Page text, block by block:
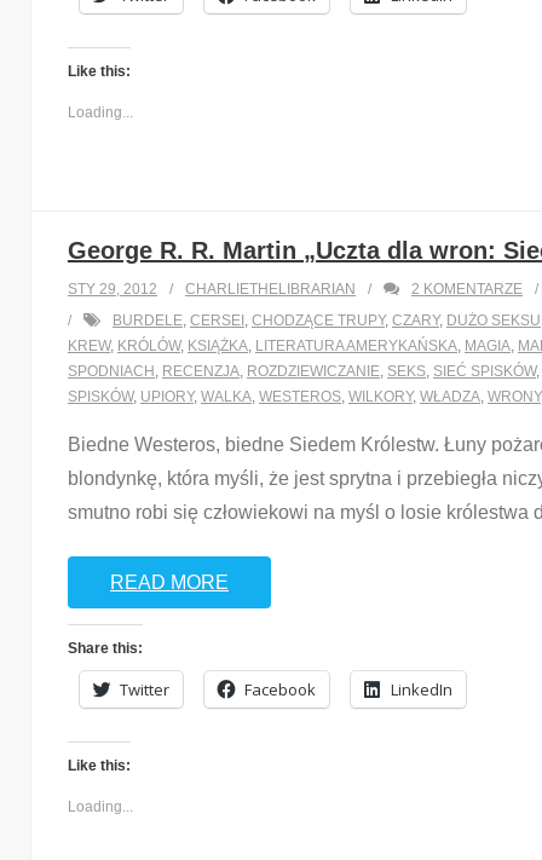
Like this:
Loading...
George R. R. Martin „Uczta dla wron:
STY 29, 2012 CHARLIETHELIBRARIAN 2 KOMENTARZE
BURDELE, CERSEI , CHODZĄCE TRUPY, CZARY, DUŻO SEKSU
KREW, KRÓLÓW, KSIĄŻKA, LITERATURA AMERYKAŃSKA, MAGIA,
SPODNIACH , RECENZJA, ROZDZIEWICZANIE, SEKS, SIEĆ SPISKÓW,
SPISKÓW, UPIORY, WALKA, WESTEROS, WILKORY, WŁADZA, WRONY
Biedne Westeros, biedne Siedem Królestw. Łuny
blondynkę, która myśli, że jest sprytna i przebiegła
smutno robi się człowiekowi na myśl o losie królestwa
READ MORE
Share this:
Twitter Facebook LinkedIn
Like this:
Loading...